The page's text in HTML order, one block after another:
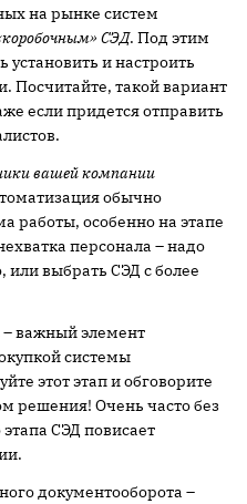
на рынке систем
СЭД. Под этим
установить и настроить
Посчитайте, такой вариант
если придется отправить
вашей компании
обычно
работы, особенно на этапе
персонала – надо
или выбрать СЭД с более
– важный элемент
системы
этот этап и обговорите
решения! Очень часто без
СЭД повисает
документооборота –